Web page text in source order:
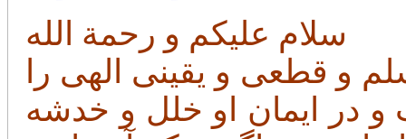
سلام علیکم و رحمة الله
و قطعی و یقینی الهی را
در ایمان او خلل و خدشه